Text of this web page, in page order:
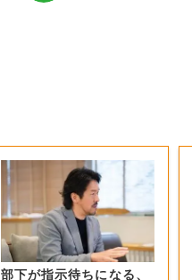
部下が指示待ちになる、